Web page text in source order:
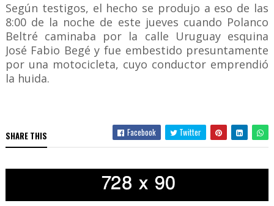
Según testigos, el hecho se produjo a eso de las
8:00 de la noche de este jueves cuando Polanco
Beltré caminaba por la calle Uruguay esquina
José Fabio Begé y fue embestido presuntamente
por una motocicleta, cuyo conductor emprendió
la huida.
SHARE THIS Facebook Twitter